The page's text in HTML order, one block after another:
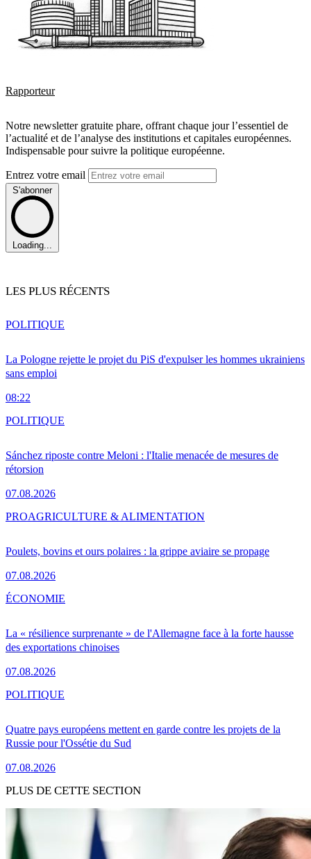
Rapporteur
Notre newsletter gratuite phare, offrant chaque jour l’essentiel de
l’actualité et de l’analyse des institutions et capitales européennes.
Indispensable pour suivre la politique européenne.
Entrez votre email
S'abonner
Loading...
LES PLUS RÉCENTS
La Pologne rejette le projet du PiS d'expulser les hommes ukrainiens
sans emploi
08:22
POLITIQUE
Sánchez riposte contre Meloni : l'Italie menacée de mesures de
rétorsion
07.08.2026
POLITIQUE
Poulets, bovins et ours polaires : la grippe aviaire se propage
07.08.2026
PROAGRICULTURE & ALIMENTATION
La « résilience surprenante » de l'Allemagne face à la forte hausse
des exportations chinoises
07.08.2026
ÉCONOMIE
Quatre pays européens mettent en garde contre les projets de la
Russie pour l'Ossétie du Sud
07.08.2026
POLITIQUE
PLUS DE CETTE SECTION